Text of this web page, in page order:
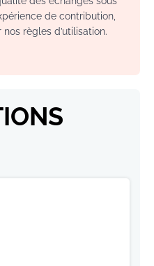
de contribution,
règles d’utilisation.